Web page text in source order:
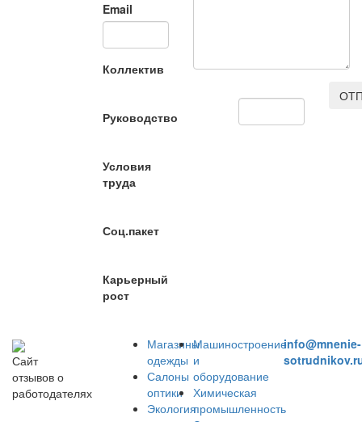
Email
Коллектив
Руководство
Условия
труда
Соц.пакет
Карьерный
рост
Сайт
отзывов о
работодателях
Магазины
одежды
Салоны
оптики
Экология
Машиностроение
и
оборудование
Химическая
промышленность
info@mnenie-